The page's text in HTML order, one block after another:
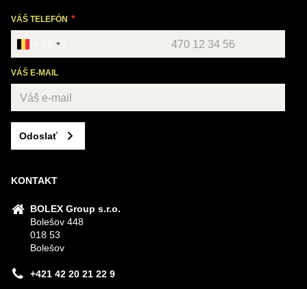
VÁŠ TELEFÓN
VÁŠ E-MAIL
Odoslať
KONTAKT
BOLEX Group s.r.o.
Bolešov 448
018 53
Bolešov
+421 42 20 21 22 9